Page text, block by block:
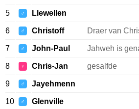
5 ♂ Llewellen
6 ♂ Christoff Draer van
7 ♂ John-Paul Jahweh is
8 ♀ Chris-Jan gesalfde
9 ♂ Jayehmenn
10 ♂ Glenville